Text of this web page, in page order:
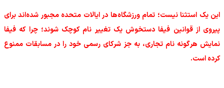
این یک استثنا نیست؛ تمام ورزشگاه‌ها در ایالات متحده مجبور شده‌اند برای
پیروی از قوانین فیفا دستخوش یک تغییر نام کوچک شوند؛ چرا که فیفا
نمایش هرگونه نام تجاری، به جز شرکای رسمی خود را در مسابقات ممنوع
کرده است.